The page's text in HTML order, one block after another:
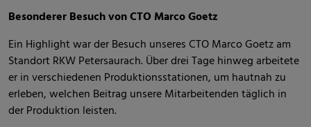
Besonderer Besuch von CTO Marco Goetz
Ein Highlight war der Besuch unseres CTO Marco Goetz am
Standort RKW Petersaurach. Über drei Tage hinweg arbeitete
er in verschiedenen Produktionsstationen, um hautnah zu
erleben, welchen Beitrag unsere Mitarbeitenden täglich in
der Produktion leisten.